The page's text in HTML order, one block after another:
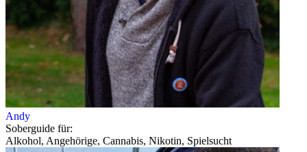
Andy
Soberguide für:
Alkohol, Angehörige, Cannabis, Nikotin, Spielsucht